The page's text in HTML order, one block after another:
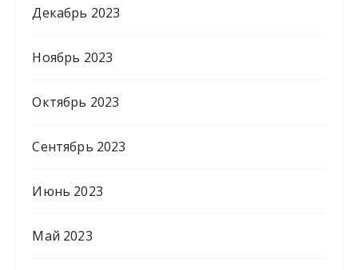
Декабрь 2023
Ноябрь 2023
Октябрь 2023
Сентябрь 2023
Июнь 2023
Май 2023